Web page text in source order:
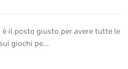
è il posto giusto per avere tutte le
giochi pe...